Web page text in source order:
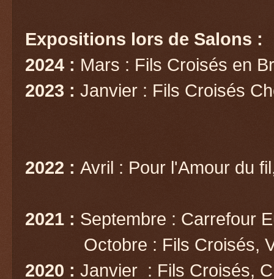
Expositions lors de Salons :
2024 : Mars : Fils Croisés en
2023 : Janvier : Fils Croisés
2022 : Avril : Pour l'Amour du
2021 : Septembre : Carrefour
Octobre : Fils Croisés,
2020 : Janvier : Fils Croisés,